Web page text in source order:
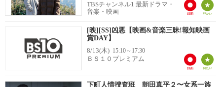
TBSチャンネル1 最新ドラマ・
音楽・映画
[映][SS]凶悪【映画&音楽三昧!報知映画
賞DAY】
8/13(木) 15:10～17:30
ＢＳ１０プレミアム
下町人情捜査班 朝田真平２〜女系一族